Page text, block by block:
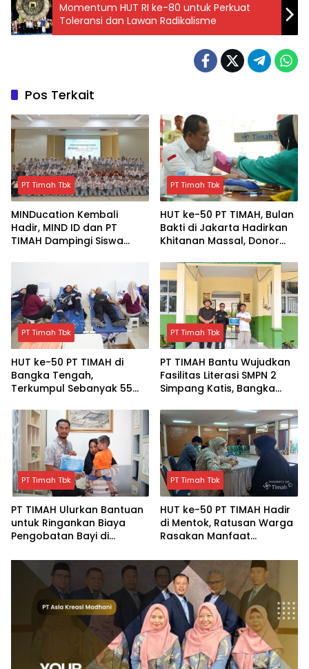
Momentum HUT RI ke-80 untuk Perkuat
Toleransi dan Lawan Radikalisme
Pos Terkait
PT Timah Tbk
MINDucation Kembali
Hadir, MIND ID dan PT
TIMAH Dampingi Siswa
PT Timah Tbk
HUT ke-50 PT TIMAH, Bulan
Bakti di Jakarta Hadirkan
Khitanan Massal, Donor
Kesehatan Gratis
PT Timah Tbk
HUT ke-50 PT TIMAH di
Bangka Tengah,
Terkumpul Sebanyak 55
PT Timah Tbk
PT TIMAH Bantu Wujudkan
Fasilitas Literasi SMPN 2
Simpang Katis, Bangka
PT Timah Tbk
PT TIMAH Ulurkan Bantuan
untuk Ringankan Biaya
Pengobatan Bayi di
PT Timah Tbk
HUT ke-50 PT TIMAH Hadir
di Mentok, Ratusan Warga
Rasakan Manfaat
Gratis